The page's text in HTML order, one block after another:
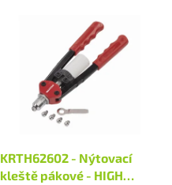
KRTH62602 - Nýtovací
kleště pákové - HIGH